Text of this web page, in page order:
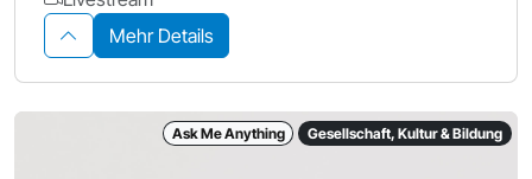
Mehr Details
Ask Me Anything Gesellschaft, Kultur & Bildung